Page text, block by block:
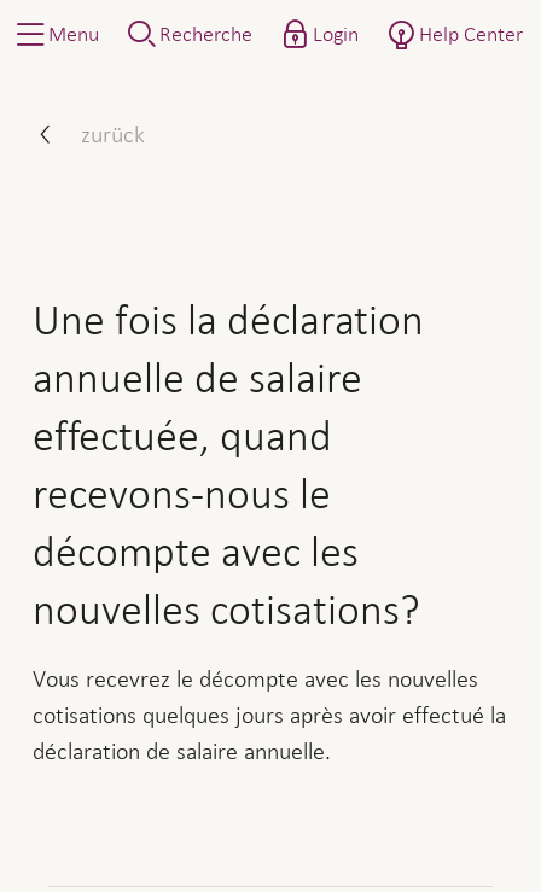
Menu Recherche Login Help Center
zurück
Une fois la déclaration
annuelle de salaire
effectuée, quand
recevons-nous le
décompte avec les
nouvelles cotisations?
Vous recevrez le décompte avec les nouvelles
cotisations quelques jours après avoir effectué la
déclaration de salaire annuelle.